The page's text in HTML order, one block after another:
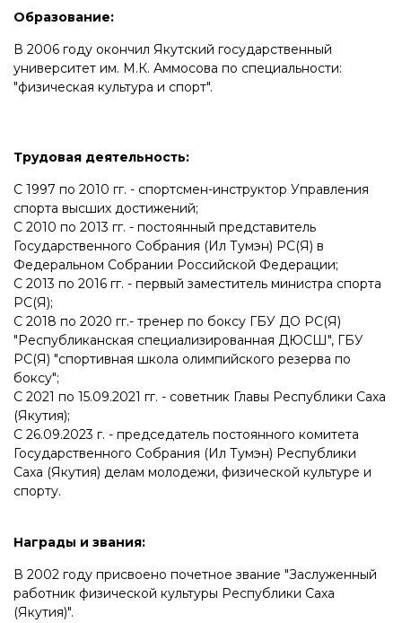
Образование:
В 2006 году окончил Якутский государственный
университет им. М.К. Аммосова по специальности:
"физическая культура и спорт".
Трудовая деятельность:
С 1997 по 2010 гг. - спортсмен-инструктор Управления
спорта высших достижений;
С 2010 по 2013 гг. - постоянный представитель
Государственного Собрания (Ил Тумэн) РС(Я) в
Федеральном Собрании Российской Федерации;
С 2013 по 2016 гг. - первый заместитель министра спорта
РС(Я);
С 2018 по 2020 гг.- тренер по боксу ГБУ ДО РС(Я)
"Республиканская специализированная ДЮСШ", ГБУ
РС(Я) "спортивная школа олимпийского резерва по
боксу";
С 2021 по 15.09.2021 гг. - советник Главы Республики Саха
(Якутия);
С 26.09.2023 г. - председатель постоянного комитета
Государственного Собрания (Ил Тумэн) Республики
Саха (Якутия) делам молодежи, физической культуре и
спорту.
Награды и звания:
В 2002 году присвоено почетное звание "Заслуженный
работник физической культуры Республики Саха
(Якутия)".